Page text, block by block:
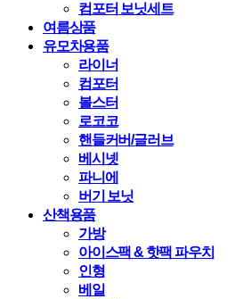
컴포터 보닛세트
여름상품
유모차용품
라이너
컴포터
볼스터
로코코
핸들커버/글러브
베시넷
파니에
버기 보닛
산책용품
가방
아이스팩 & 핫팩 파우치
인형
베일